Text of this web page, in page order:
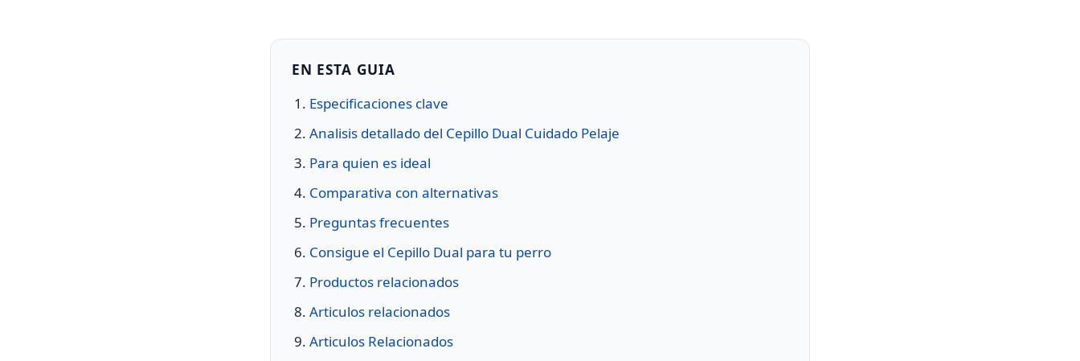
EN ESTA GUIA
Especificaciones clave
Analisis detallado del Cepillo Dual Cuidado Pelaje
Para quien es ideal
Comparativa con alternativas
Preguntas frecuentes
Consigue el Cepillo Dual para tu perro
Productos relacionados
Articulos relacionados
Articulos Relacionados